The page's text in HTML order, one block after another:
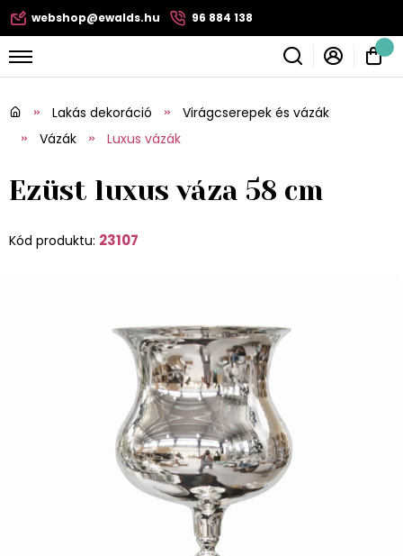
webshop@ewalds.hu 96 884 138
Lakás dekoráció
Virágcserepek és vázák
Vázák
Luxus vázák
Ezüst luxus váza 58 cm
Kód produktu: 23107